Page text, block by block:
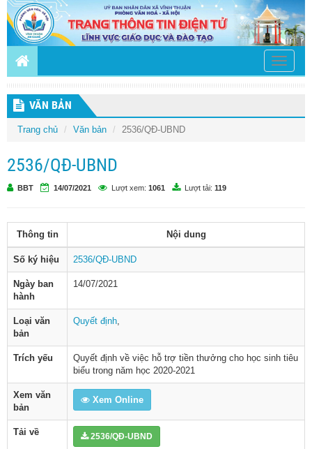
Toggle
VĂN BẢN
Trang chủ Văn bản 2536/QĐ-UBND
2536/QĐ-UBND
BBT 14/07/2021 Lượt xem: 1061 Lượt tải: 119
Thông tin Nội dung
Số ký hiệu 2536/QĐ-UBND
Ngày ban
hành
14/07/2021
Loại văn
bản
Quyết định,
Trích yếu
Quyết định về việc hỗ trợ tiền thưởng cho học sinh tiêu
biểu trong năm học 2020-2021
Xem văn
bản
Xem Online
Tải về 2536/QĐ-UBND